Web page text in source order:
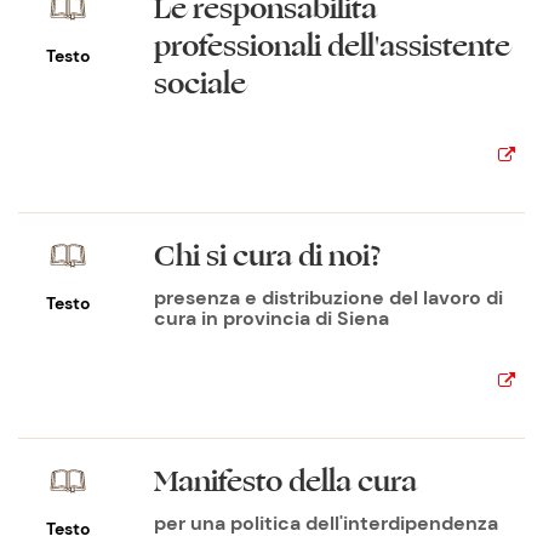
Testo
Le responsabilità
professionali dell'assistente
sociale
Testo
Chi si cura di noi?
presenza e distribuzione del lavoro di
cura in provincia di Siena
Testo
Manifesto della cura
per una politica dell'interdipendenza